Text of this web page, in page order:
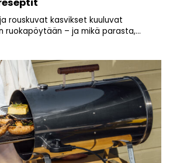
rouskuvat kasvikset kuuluvat
ruokapöytään – ja mikä parasta,...